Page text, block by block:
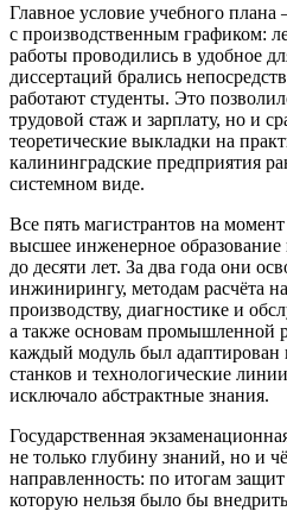
Главное условие учебного
с производственным графиком:
работы проводились в удобное
диссертаций брались
работают студенты. Это
трудовой стаж и зарплату, но и
теоретические выкладки на
калининградские предприятия
системном виде.
Все пять магистрантов на
высшее инженерное образование
до десяти лет. За два года они
инжинирингу, методам расчёта
производству, диагностике и
а также основам промышленной
каждый модуль был адаптирован
станков и технологические
исключало абстрактные знания.
Государственная
не только глубину знаний, но и
направленность: по итогам
которую нельзя было бы